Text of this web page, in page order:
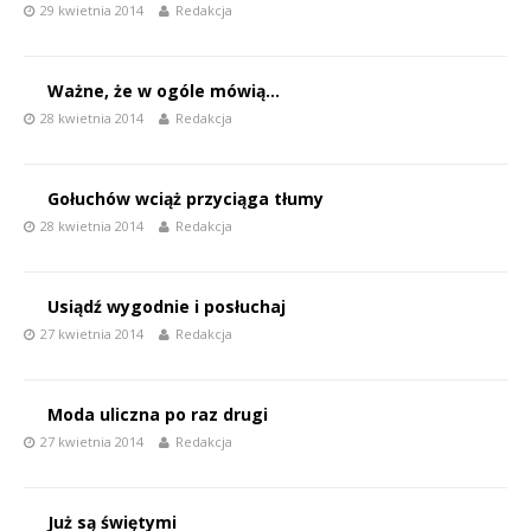
29 kwietnia 2014 Redakcja
Ważne, że w ogóle mówią…
28 kwietnia 2014 Redakcja
Gołuchów wciąż przyciąga tłumy
28 kwietnia 2014 Redakcja
Usiądź wygodnie i posłuchaj
27 kwietnia 2014 Redakcja
Moda uliczna po raz drugi
27 kwietnia 2014 Redakcja
Już są świętymi